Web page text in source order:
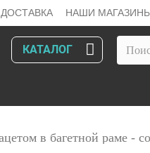
ДОСТАВКА НАШИ
КАТАЛОГ